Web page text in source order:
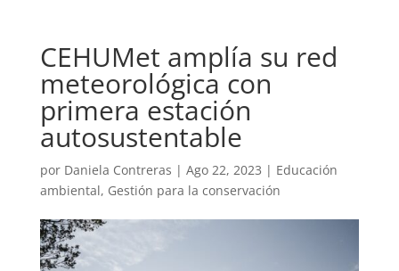
CEHUMet amplía su red
meteorológica con
primera estación
autosustentable
por Daniela Contreras | Ago 22, 2023 | Educación
ambiental, Gestión para la conservación